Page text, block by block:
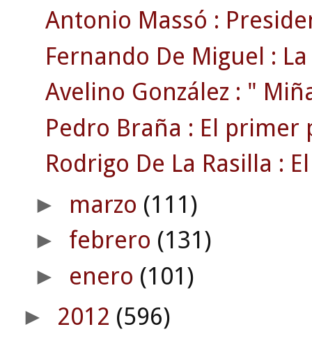
Antonio Massó :
Fernando De Miguel :
Avelino González : "
Pedro Braña : El
Rodrigo De La Rasilla :
► marzo (111)
► febrero (131)
► enero (101)
► 2012 (596)